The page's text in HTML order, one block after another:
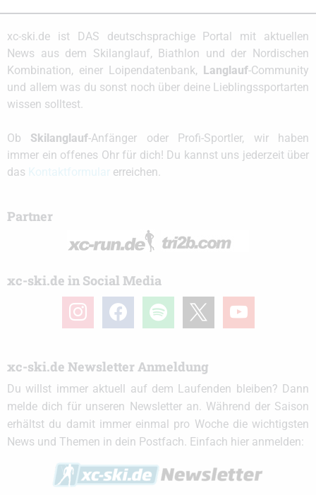
xc-ski.de ist DAS deutschsprachige Portal mit aktuellen
News aus dem Skilanglauf, Biathlon und der Nordischen
Kombination, einer Loipendatenbank, Langlauf-Community
und allem was du sonst noch über deine Lieblingssportarten
wissen solltest.
Ob Skilanglauf-Anfänger oder Profi-Sportler, wir haben
immer ein offenes Ohr für dich! Du kannst uns jederzeit über
das
erreichen.
Partner
xc-ski.de in Social Media
instagramfacebook spotify youtube
xc-ski.de Newsletter Anmeldung
Du willst immer aktuell auf dem Laufenden bleiben? Dann
melde dich für unseren Newsletter an. Während der Saison
erhältst du damit immer einmal pro Woche die wichtigsten
News und Themen in dein Postfach. Einfach hier anmelden: